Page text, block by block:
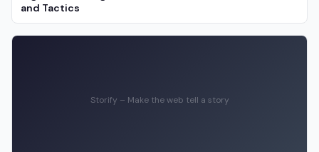
and Tactics
Storify – Make the web tell a story